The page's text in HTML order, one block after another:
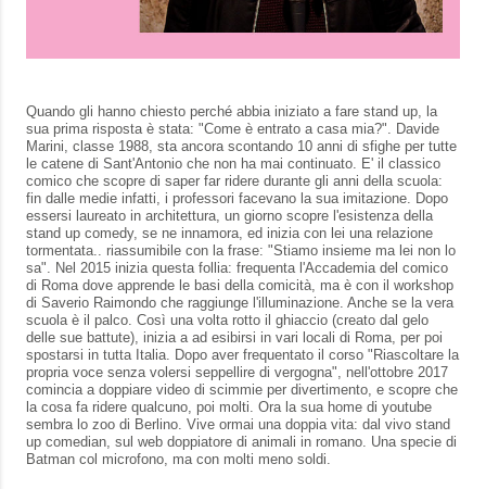
Quando gli hanno chiesto perché abbia iniziato a fare stand up, la
sua prima risposta è stata: "Come è entrato a casa mia?". Davide
Marini, classe 1988, sta ancora scontando 10 anni di sfighe per tutte
le catene di Sant'Antonio che non ha mai continuato. E' il classico
comico che scopre di saper far ridere durante gli anni della scuola:
fin dalle medie infatti, i professori facevano la sua imitazione. Dopo
essersi laureato in architettura, un giorno scopre l'esistenza della
stand up comedy, se ne innamora, ed inizia con lei una relazione
tormentata.. riassumibile con la frase: "Stiamo insieme ma lei non lo
sa". Nel 2015 inizia questa follia: frequenta l'Accademia del comico
di Roma dove apprende le basi della comicità, ma è con il workshop
di Saverio Raimondo che raggiunge l'illuminazione. Anche se la vera
scuola è il palco. Così una volta rotto il ghiaccio (creato dal gelo
delle sue battute), inizia a ad esibirsi in vari locali di Roma, per poi
spostarsi in tutta Italia. Dopo aver frequentato il corso "Riascoltare la
propria voce senza volersi seppellire di vergogna", nell'ottobre 2017
comincia a doppiare video di scimmie per divertimento, e scopre che
la cosa fa ridere qualcuno, poi molti. Ora la sua home di youtube
sembra lo zoo di Berlino. Vive ormai una doppia vita: dal vivo stand
up comedian, sul web doppiatore di animali in romano. Una specie di
Batman col microfono, ma con molti meno soldi.